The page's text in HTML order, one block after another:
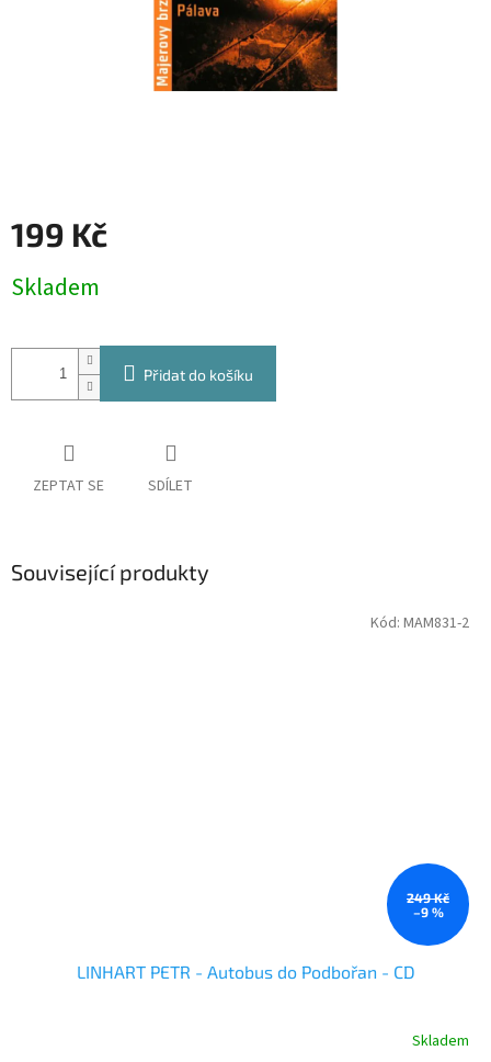
199 Kč
cena:
Skladem
Přidat do košíku
ZEPTAT SE SDÍLET
Související produkty
249 Kč
–9 %
LINHART PETR - Autobus do Podbořan - CD
Skladem
Kód: MAM831-2